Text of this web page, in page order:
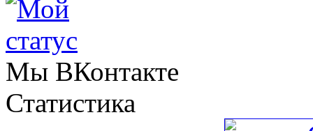
Мы ВКонтакте
Статистика